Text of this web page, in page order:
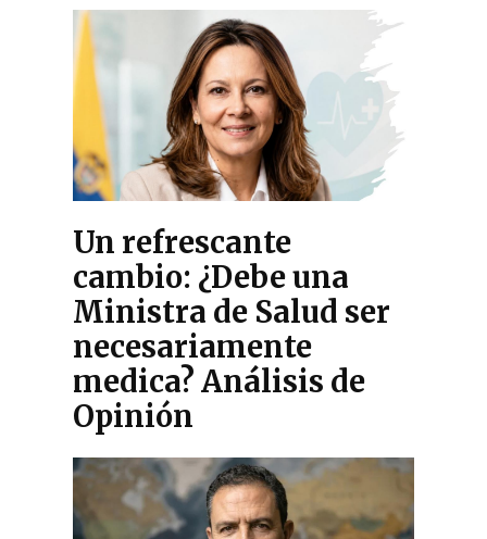
Un refrescante
cambio: ¿Debe una
Ministra de Salud ser
necesariamente
medica? Análisis de
Opinión